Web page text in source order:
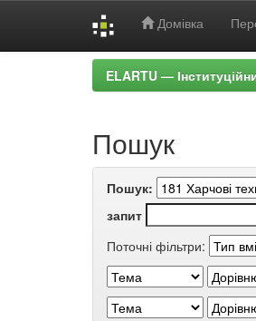
Домівка
ELARTU —
Пошук
Пошук:
запит
Поточні фільтри: